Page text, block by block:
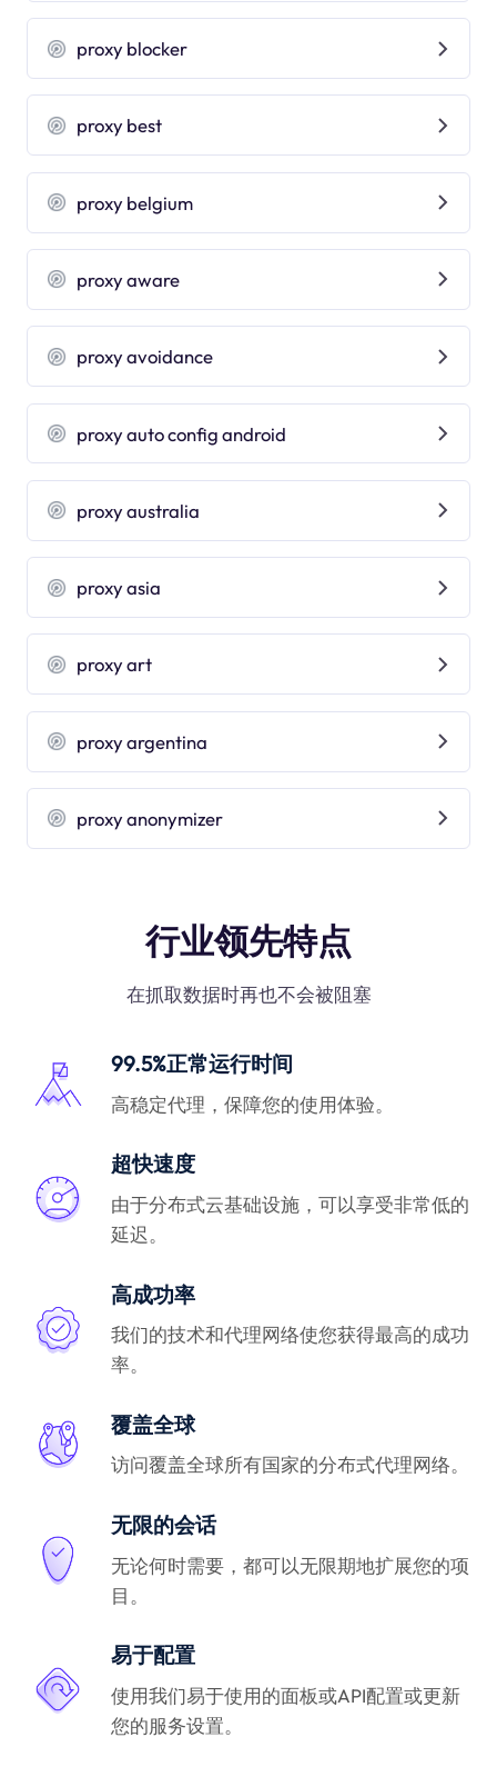
proxy blocker
proxy best
proxy belgium
proxy aware
proxy avoidance
proxy auto config android
proxy australia
proxy asia
proxy art
proxy argentina
proxy anonymizer
行业领先特点
在抓取数据时再也不会被阻塞
99.5%正常运行时间
高稳定代理，保障您的使用体验。
超快速度
由于分布式云基础设施，可以享受非常低的
延迟。
高成功率
我们的技术和代理网络使您获得最高的成功
率。
覆盖全球
访问覆盖全球所有国家的分布式代理网络。
无限的会话
无论何时需要，都可以无限期地扩展您的项
目。
易于配置
使用我们易于使用的面板或API配置或更新
您的服务设置。